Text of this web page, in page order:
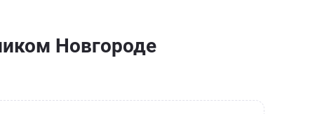
Новгороде